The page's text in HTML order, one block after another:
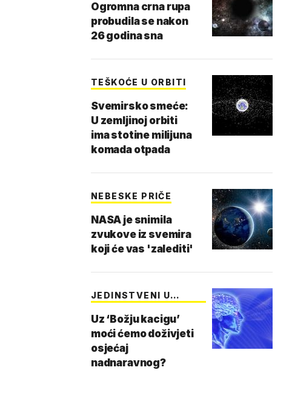
Ogromna crna rupa
probudila se nakon
26 godina sna
TEŠKOĆE U ORBITI
Svemirsko smeće:
U zemljinoj orbiti
ima stotine milijuna
komada otpada
NEBESKE PRIČE
NASA je snimila
zvukove iz svemira
koji će vas 'zalediti'
JEDINSTVENI U
Uz ‘Božju kacigu’
moći ćemo doživjeti
osjećaj
nadnaravnog?